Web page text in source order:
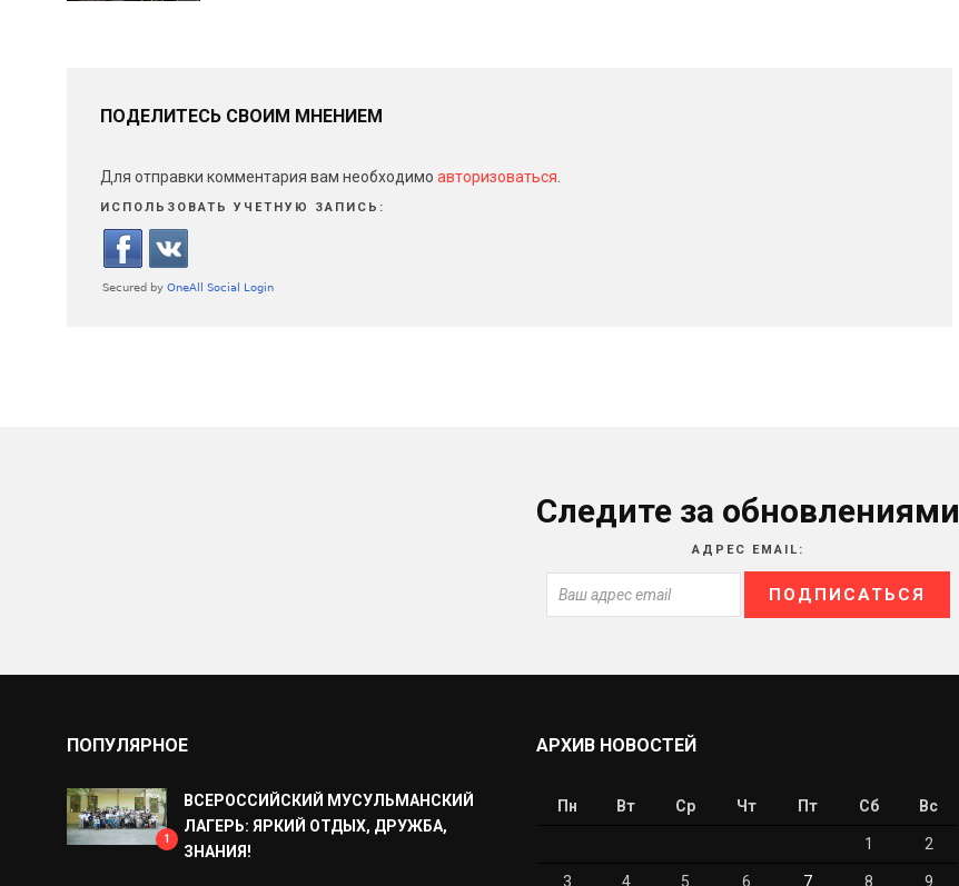
ПОДЕЛИТЕСЬ СВОИМ МНЕНИЕМ
Для отправки комментария вам необходимо авторизоваться
ИСПОЛЬЗОВАТЬ УЧЕТНУЮ ЗАПИСЬ:
Следите за обновлениями
АДРЕС EMAIL:
ПОПУЛЯРНОЕ
1
ВСЕРОССИЙСКИЙ МУСУЛЬМАНСКИЙ
ЛАГЕРЬ: ЯРКИЙ ОТДЫХ, ДРУЖБА,
ЗНАНИЯ!
АРХИВ НОВОСТЕЙ
Пн Вт Ср Чт Пт Сб Вс
1 2
3 4 5 6 7 8 9